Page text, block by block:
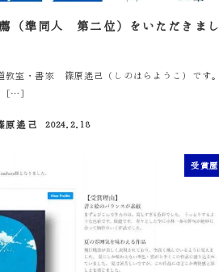
（準同人 第二位）をいただきまし
教室・書家 篠原遙己（しのはらようこ）です。
[…]
原遙己
2024.2.18
受賞歴